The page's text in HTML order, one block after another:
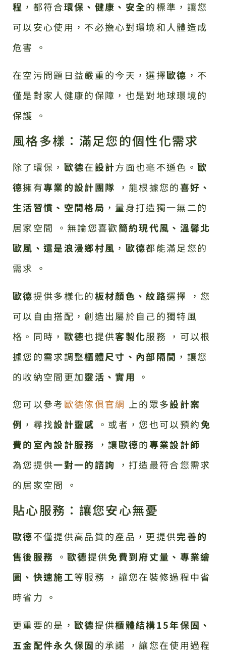
程 ，都符合環保、健康、安全的標準，讓您
可以安心使用，不必擔心對環境和人體造成
危害 。
在空污問題日益嚴重的今天，選擇歐德 ，不
僅是對家人健康的保障，也是對地球環境的
保護 。
風格多樣：滿足您的個性化需求
除了環保， 歐德在設計方面也毫不遜色。歐
德擁有專業的設計團隊 ，能根據您的喜好、
生活習慣、空間格局 ，量身打造獨一無二的
居家空間 。無論您喜歡簡約現代風、溫馨北
歐風、還是浪漫鄉村風 ， 歐德都能滿足您的
需求 。
歐德提供多樣化的板材顏色、紋路選擇 ，您
可以自由搭配，創造出屬於自己的獨特風
格。同時， 歐德也提供客製化服務 ，可以根
據您的需求調整櫃體尺寸、內部隔間 ，讓您
的收納空間更加靈活、實用 。
您可以參考歐德傢俱官網 上的眾多設計案
例 ，尋找設計靈感 。或者，您也可以預約免
費的室內設計服務
，讓歐德的專業設計師
為您提供一對一的諮詢 ，打造最符合您需求
的居家空間 。
貼心服務：讓您安心無憂
歐德不僅提供高品質的產品，更提供完善的
售後服務 。歐德提供免費到府丈量、專業繪
圖、快速施工等服務 ，讓您在裝修過程中省
時省力 。
更重要的是，歐德提供櫃體結構15年保固、
五金配件永久保固的承諾 ，讓您在使用過程